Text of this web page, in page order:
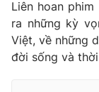
Liên hoan
ra những kỳ
Việt, về những
đời sống và